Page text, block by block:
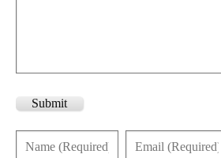
Submit